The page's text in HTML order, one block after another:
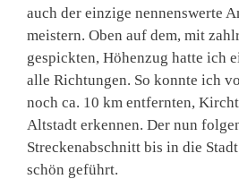
auch der einzige nennenswerte
meistern. Oben auf dem, mit
gespickten, Höhenzug hatte ich
alle Richtungen. So konnte ich
noch ca. 10 km entfernten,
Altstadt erkennen. Der nun
Streckenabschnitt bis in die
schön geführt.